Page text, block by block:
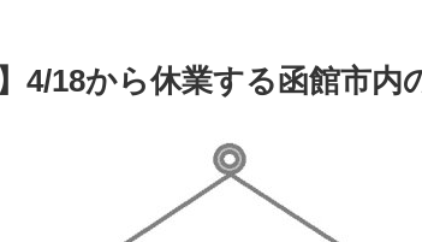
】4/18から休業する函館市